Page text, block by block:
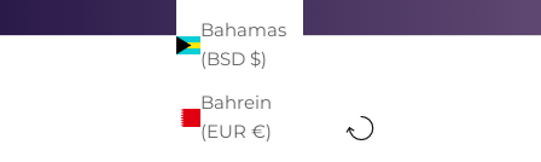
Bahamas
(BSD $)
Bahrein
(EUR €)